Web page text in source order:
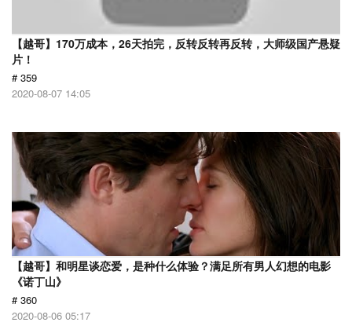
【越哥】170万成本，26天拍完，反转反转再反转，大师级国产悬疑
片！
# 359
2020-08-07 14:05
【越哥】和明星谈恋爱，是种什么体验？满足所有男人幻想的电影
《诺丁山》
# 360
2020-08-06 05:17